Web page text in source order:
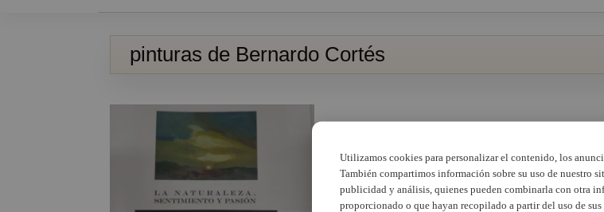
pinturas de Bernardo Cortés
Utilizamos cookies para personalizar el contenido, los
También compartimos información sobre su uso de nuestro
publicidad y análisis, quienes pueden combinarla con otra
proporcionado o que hayan recopilado a partir del uso de sus